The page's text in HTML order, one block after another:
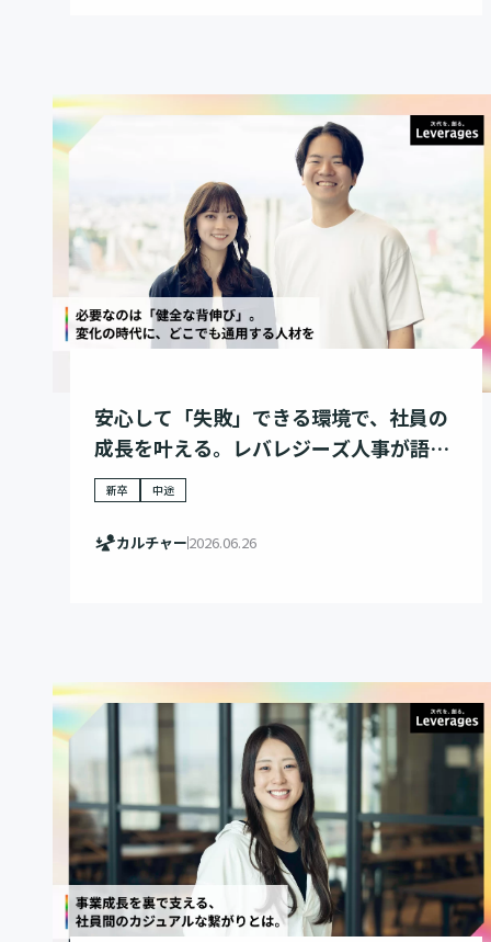
安心して「失敗」できる環境で、社員の
成長を叶える。レバレジーズ人事が語
る、人材育成戦略
新卒 中途
カルチャー2026.06.26